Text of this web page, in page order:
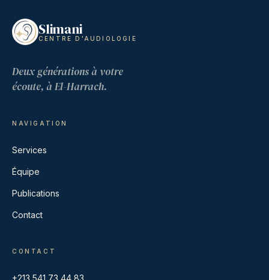
Slimani
CENTRE D'AUDIOLOGIE
Deux générations à votre
écoute, à El-Harrach.
NAVIGATION
Services
Équipe
Publications
Contact
CONTACT
+213 541 73 44 83